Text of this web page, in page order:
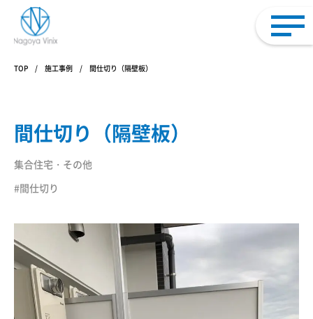
TOP 施工事例 間仕切り（隔壁板）
間仕切り（隔壁板）
集合住宅・その他
#間仕切り